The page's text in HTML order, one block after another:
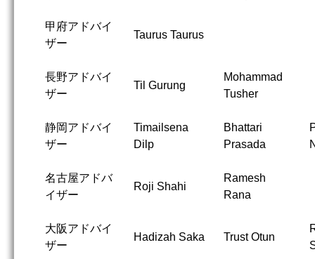
甲府アドバイ
ザー
Taurus Taurus
長野アドバイ
ザー
Til Gurung
Mohammad
Tusher
静岡アドバイ
ザー
Timailsena
Dilp
Bhattari
Prasada
名古屋アドバ
イザー
Roji Shahi
Ramesh
Rana
大阪アドバイ
ザー
Hadizah Saka Trust Otun